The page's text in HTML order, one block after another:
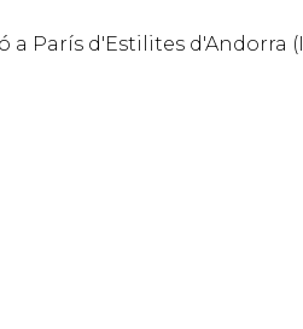
París d'Estilites d'Andorra